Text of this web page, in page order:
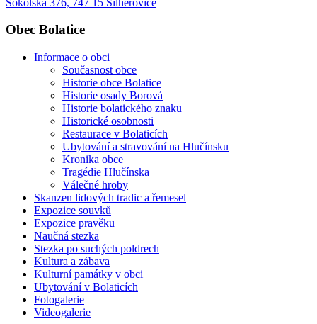
Obec Bolatice
Informace o obci
Současnost obce
Historie obce Bolatice
Historie osady Borová
Historie bolatického znaku
Historické osobnosti
Restaurace v Bolaticích
Ubytování a stravování na Hlučínsku
Kronika obce
Tragédie Hlučínska
Válečné hroby
Skanzen lidových tradic a řemesel
Expozice souvků
Expozice pravěku
Naučná stezka
Stezka po suchých poldrech
Kultura a zábava
Kulturní památky v obci
Ubytování v Bolaticích
Fotogalerie
Videogalerie